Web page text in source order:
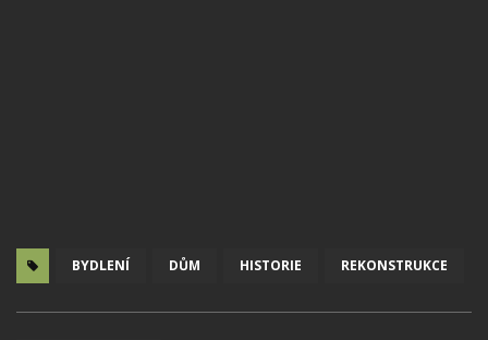
BYDLENÍ DŮM HISTORIE REKONSTRUKCE